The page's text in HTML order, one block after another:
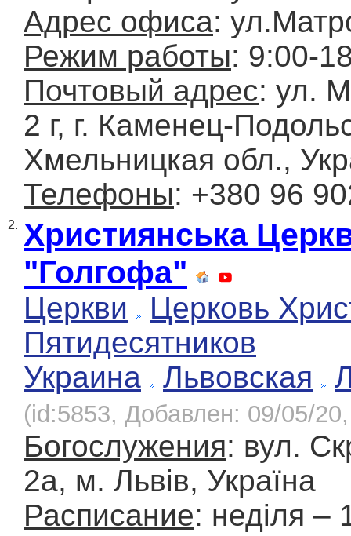
Адрес офиса:
Режим работы: 9:00-
Почтовый адрес: ул.
2 г, г. Каменец-
Хмельницкая обл.,
Телефоны: +380 96
2. Християнська
"Голгофа"
Церкви
Церковь
Пятидесятников
Украина
Львовская
(id:5853, Добавлен: 09/05/
Богослужения: вул.
2а, м. Львів, Україна
Расписание: неділя –